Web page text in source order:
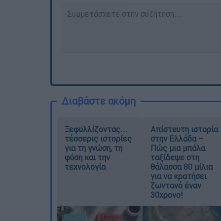
Διαβάστε ακόμη
Ξεφυλλίζοντας...
τέσσερις ιστορίες
για τη γνώση, τη
φύση και την
τεχνολογία
Απίστευτη ιστορία
στην Ελλάδα –
Πώς μια μπάλα
ταξίδεψε στη
θάλασσα 80 μίλια
για να κρατήσει
ζωντανό έναν
30χρονο!